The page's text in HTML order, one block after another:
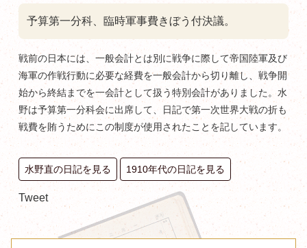
予算第一分科、臨時軍事費きぼう付決議。
戦前の日本には、一般会計とは別に戦争に際して帝国陸軍及び
海軍の作戦行動に必要な経費を一般会計から切り離し、戦争開
始から終結までを一会計として扱う特別会計がありました。水
野は予算第一分科会に出席して、日記で第一次世界大戦の折も
戦費を賄うためにこの制度が使用されたことを記しています。
水野直の日記を見る 1910年代の日記を見る
Tweet